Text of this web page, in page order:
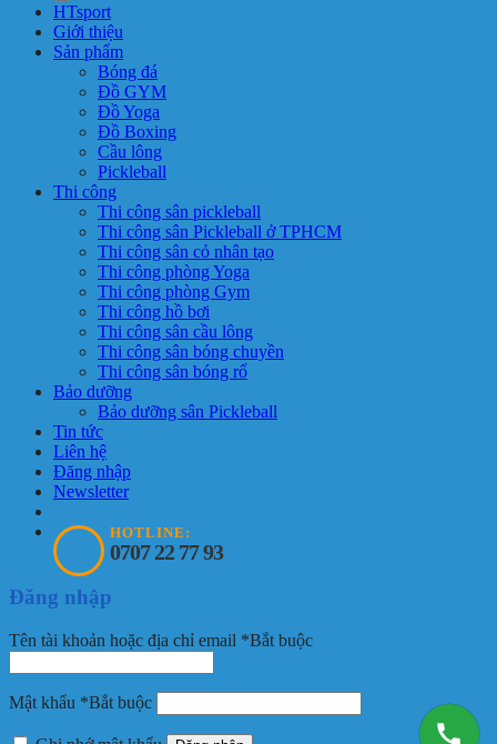
HTsport
Giới thiệu
Sản phẩm
Bóng đá
Đồ GYM
Đồ Yoga
Đồ Boxing
Cầu lông
Pickleball
Thi công
Thi công sân pickleball
Thi công sân Pickleball ở TPHCM
Thi công sân cỏ nhân tạo
Thi công phòng Yoga
Thi công phòng Gym
Thi công hồ bơi
Thi công sân cầu lông
Thi công sân bóng chuyền
Thi công sân bóng rổ
Bảo dưỡng
Bảo dưỡng sân Pickleball
Tin tức
Liên hệ
Đăng nhập
Newsletter
HOTLINE:
0707 22 77 93
Đăng nhập
Tên tài khoản hoặc địa chỉ email *Bắt buộc
Mật khẩu *Bắt buộc